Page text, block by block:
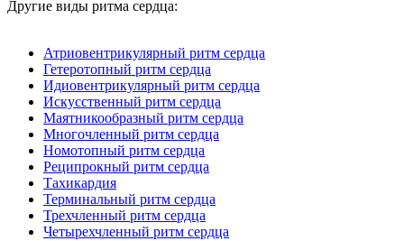
Другие виды ритма сердца:
Атриовентрикулярный ритм сердца
Гетеротопный ритм сердца
Идиовентрикулярный ритм сердца
Искусственный ритм сердца
Маятникообразный ритм сердца
Многочленный ритм сердца
Номотопный ритм сердца
Реципрокный ритм сердца
Тахикардия
Терминальный ритм сердца
Трехчленный ритм сердца
Четырехчленный ритм сердца